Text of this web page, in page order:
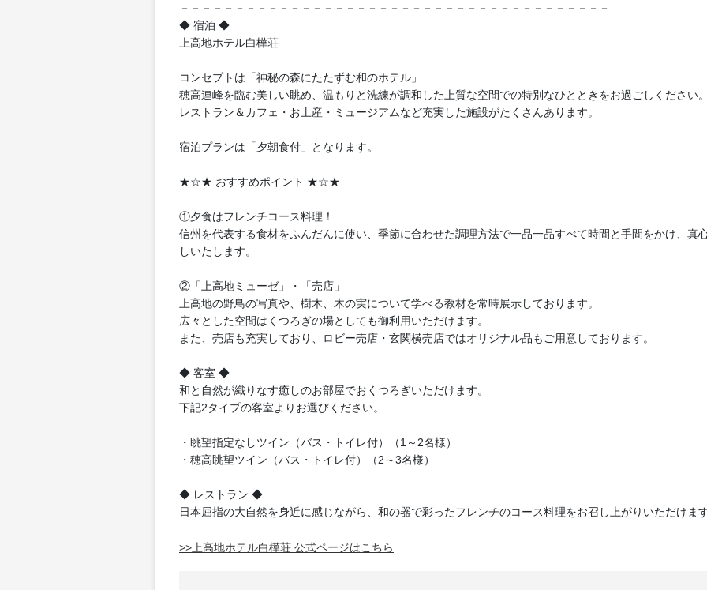
－－－－－－－－－－－－－－－－－－－－－－－－－－－－－－－－－－－－－－－
◆ 宿泊 ◆
上高地ホテル白樺荘
コンセプトは「神秘の森にたたずむ和のホテル」
穂高連峰を臨む美しい眺め、温もりと洗練が調和した上質な空間での特別なひとときをお過ごしください
レストラン＆カフェ・お土産・ミュージアムなど充実した施設がたくさんあります。
宿泊プランは「夕朝食付」となります。
★☆★ おすすめポイント ★☆★
①夕食はフレンチコース料理！
信州を代表する食材をふんだんに使い、季節に合わせた調理方法で一品一品すべて時間と手間をかけ、真
しいたします。
②「上高地ミューゼ」・「売店」
上高地の野鳥の写真や、樹木、木の実について学べる教材を常時展示しております。
広々とした空間はくつろぎの場としても御利用いただけます。
また、売店も充実しており、ロビー売店・玄関横売店ではオリジナル品もご用意しております。
◆ 客室 ◆
和と自然が織りなす癒しのお部屋でおくつろぎいただけます。
下記2タイプの客室よりお選びください。
・眺望指定なしツイン（バス・トイレ付）（1～2名様）
・穂高眺望ツイン（バス・トイレ付）（2～3名様）
◆ レストラン ◆
日本屈指の大自然を身近に感じながら、和の器で彩ったフレンチのコース料理をお召し上がりいただけま
>>上高地ホテル白樺荘 公式ページはこちら